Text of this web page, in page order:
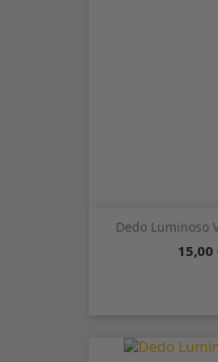
Dedo Luminoso
Precio
15,00